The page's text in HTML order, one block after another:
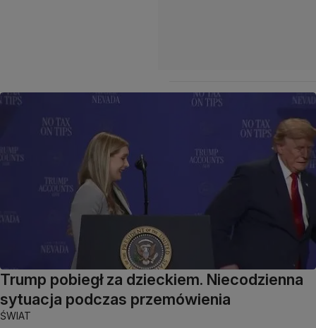
Trump pobiegł za dzieckiem. Niecodzienna
sytuacja podczas przemówienia
ŚWIAT